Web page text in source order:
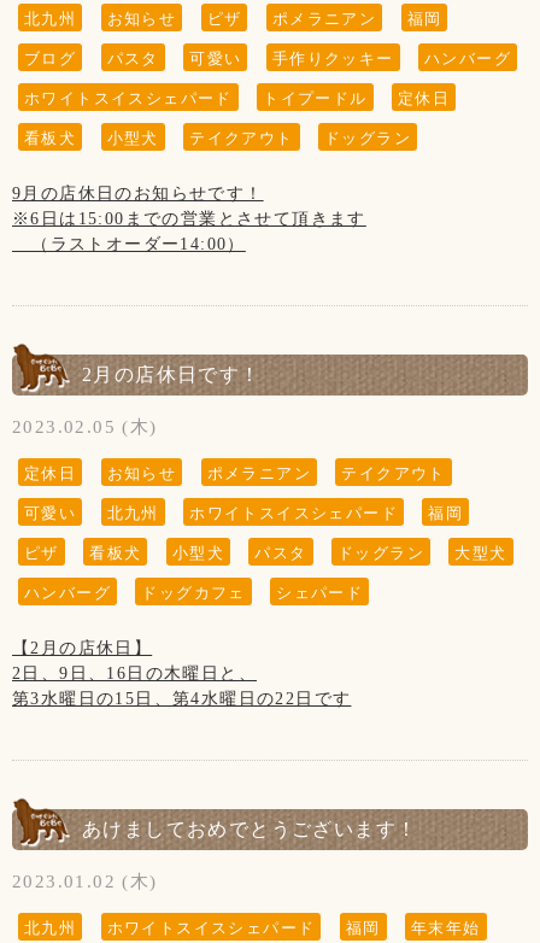
北九州 お知らせ ピザ ポメラニアン 福岡
ブログ パスタ 可愛い 手作りクッキー ハンバーグ
ホワイトスイスシェパード トイプードル 定休日
看板犬 小型犬 テイクアウト ドッグラン
9月の店休日のお知らせです！
※6日は15:00までの営業とさせて頂きます
（ラストオーダー14:00）
7日、14日、21日、28日の木曜日と
第3水曜日の20日です
#ドックカフェBeBe
#ドッグラン
#看板犬
#ポメラニアン
#福岡ドッグラン
#福岡ドッグカフェ
#ハンバーグ
#わんちゃんメニュー
#テイクアウト
2月の店休日です！
2023.02.05 (木)
定休日 お知らせ ポメラニアン テイクアウト
可愛い 北九州 ホワイトスイスシェパード 福岡
ピザ 看板犬 小型犬 パスタ ドッグラン 大型犬
ハンバーグ ドッグカフェ シェパード
【2月の店休日】
2日、9日、16日の木曜日と、
第3水曜日の15日、第4水曜日の22日です
あけましておめでとうございます！
2023.01.02 (木)
北九州 ホワイトスイスシェパード 福岡 年末年始